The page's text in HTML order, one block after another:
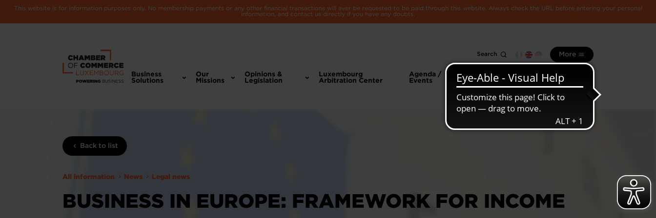
This website is for information purposes only. No membership payments or any other financial transactions will ever be requested to be paid through this website. Always check the URL before entering your personal
information, and contact us directly if you have any doubts.
Search More
Business
Solutions
Our
Missions
Opinions &
Legislation
Luxembourg
Arbitration Center
Agenda /
Events
information
Luxembourg
economy
Back to list
All information News Legal news
BUSINESS IN EUROPE: FRAMEWORK FOR INCOME